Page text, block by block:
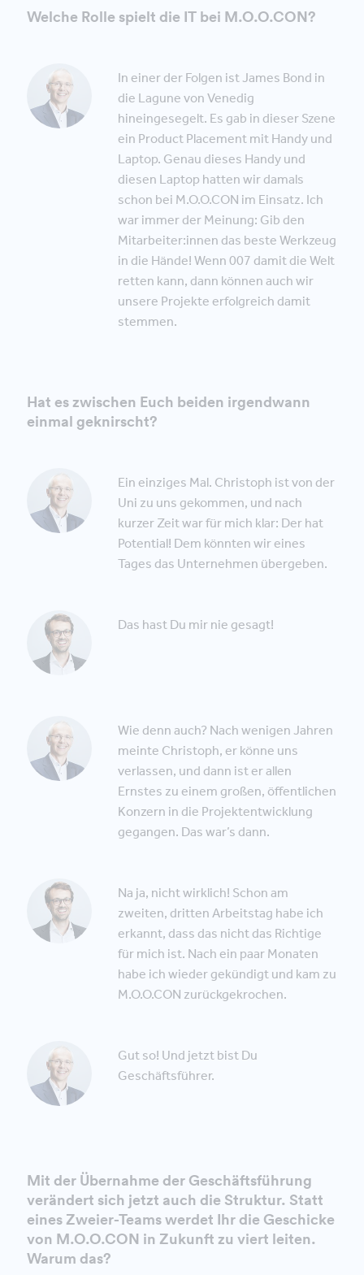
Welche Rolle spielt die IT bei M.O.O.CON?
In einer der Folgen ist James Bond in
die Lagune von Venedig
hineingesegelt. Es gab in dieser Szene
ein Product Placement mit Handy und
Laptop. Genau dieses Handy und
diesen Laptop hatten wir damals
schon bei M.O.O.CON im Einsatz. Ich
war immer der Meinung: Gib den
Mitarbeiter:innen das beste Werkzeug
in die Hände! Wenn 007 damit die Welt
retten kann, dann können auch wir
unsere Projekte erfolgreich damit
stemmen.
Hat es zwischen Euch beiden irgendwann
einmal geknirscht?
Ein einziges Mal. Christoph ist von der
Uni zu uns gekommen, und nach
kurzer Zeit war für mich klar: Der hat
Potential! Dem könnten wir eines
Tages das Unternehmen übergeben.
Das hast Du mir nie gesagt!
Wie denn auch? Nach wenigen Jahren
meinte Christoph, er könne uns
verlassen, und dann ist er allen
Ernstes zu einem großen, öffentlichen
Konzern in die Projektentwicklung
gegangen. Das war’s dann.
Na ja, nicht wirklich! Schon am
zweiten, dritten Arbeitstag habe ich
erkannt, dass das nicht das Richtige
für mich ist. Nach ein paar Monaten
habe ich wieder gekündigt und kam zu
M.O.O.CON zurückgekrochen.
Gut so! Und jetzt bist Du
Geschäftsführer.
Mit der Übernahme der Geschäftsführung
verändert sich jetzt auch die Struktur. Statt
eines Zweier-Teams werdet Ihr die Geschicke
von M.O.O.CON in Zukunft zu viert leiten.
Warum das?